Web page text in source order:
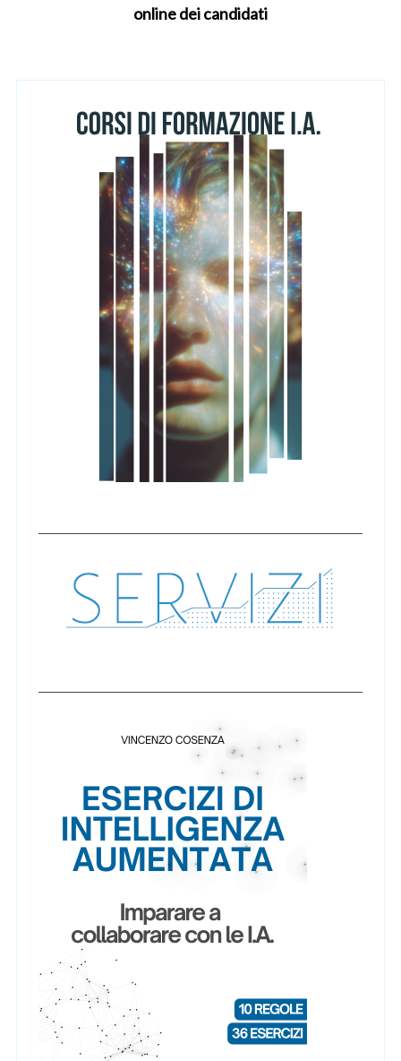
online dei candidati